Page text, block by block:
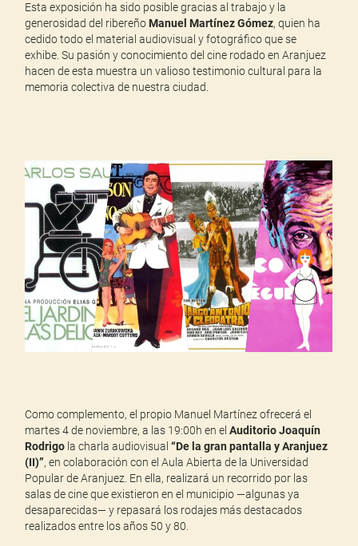
Esta exposición ha sido posible gracias al trabajo y la
generosidad del ribereñoManuel Martínez Gómez, quien ha
cedido todo el material audiovisual y fotográfico que se
exhibe. Su pasión y conocimiento del cine rodado en Aranjuez
hacen de esta muestra un valioso testimonio cultural para la
memoria colectiva de nuestra ciudad.
Como complemento, el propio Manuel Martínez ofrecerá el
martes 4 de noviembre, a las 19:00h en elAuditorio Joaquín
Rodrigo la charla audiovisual“De la gran pantalla y Aranjuez
(II)”, en colaboración con el Aula Abierta de la Universidad
Popular de Aranjuez. En ella, realizará un recorrido por las
salas de cine que existieron en el municipio —algunas ya
desaparecidas— y repasará los rodajes más destacados
realizados entre los años 50 y 80.